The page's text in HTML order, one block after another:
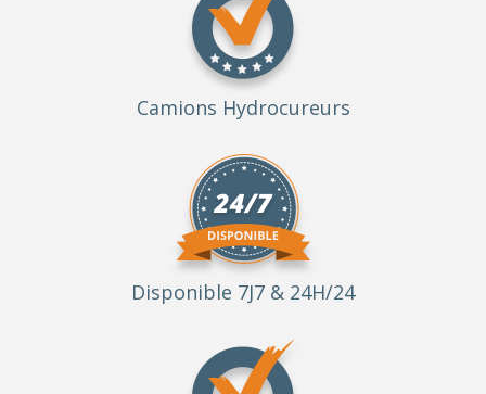
Camions Hydrocureurs
Disponible 7J7 & 24H/24